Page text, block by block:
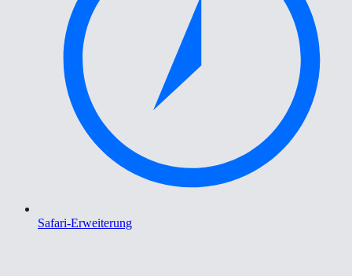
Safari-Erweiterung